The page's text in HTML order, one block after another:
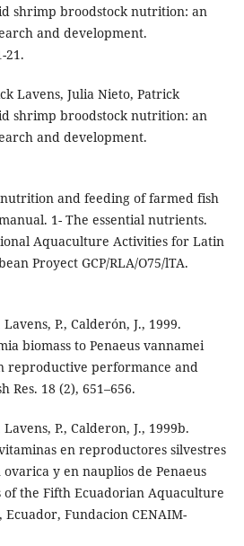
shrimp broodstock nutrition: an
and development.
21.
Lavens, Julia Nieto, Patrick
shrimp broodstock nutrition: an
and development.
nutrition and feeding of farmed fish
1- The essential nutrients.
Aquaculture Activities for Latin
Proyect GCP/RLA/O75/lTA.
P., Calderón, J., 1999.
biomass to Penaeus vannamei
reproductive performance and
Res. 18 (2), 651–656.
P., Calderon, J., 1999b.
en reproductores silvestres
y en nauplios de Penaeus
of the Fifth Ecuadorian Aquaculture
Fundacion CENAIM-